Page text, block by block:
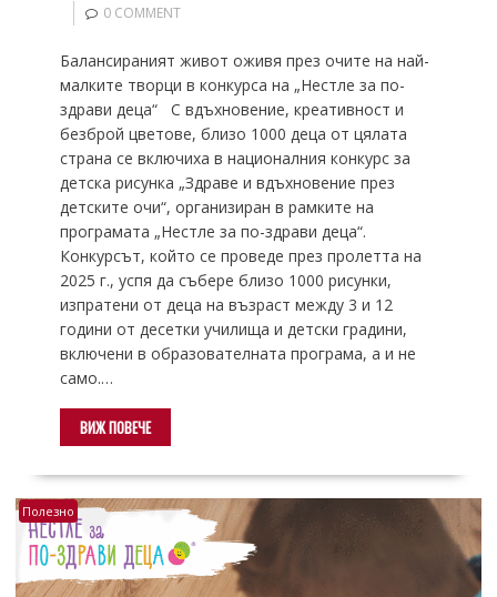
0 COMMENT
Балансираният живот оживя през очите на най-
малките творци в конкурса на „Нестле за по-
здрави деца“ С вдъхновение, креативност и
безброй цветове, близо 1000 деца от цялата
страна се включиха в националния конкурс за
детска рисунка „Здраве и вдъхновение през
детските очи“, организиран в рамките на
програмата „Нестле за по-здрави деца“.
Конкурсът, който се проведе през пролетта на
2025 г., успя да събере близо 1000 рисунки,
изпратени от деца на възраст между 3 и 12
години от десетки училища и детски градини,
включени в образователната програма, а и не
само.…
ВИЖ ПОВЕЧЕ
Полезно